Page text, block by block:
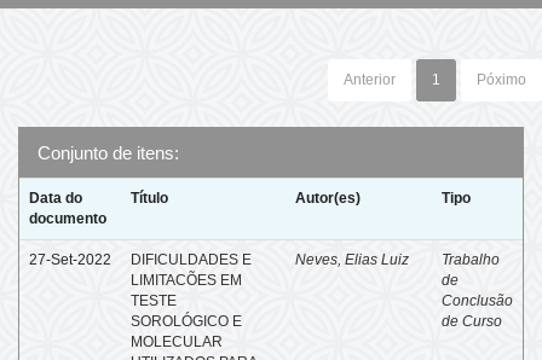
Anterior 1 Póximo
Conjunto de itens:
Data do
documento
Título Autor(es) Tipo
27-Set-2022
DIFICULDADES E
LIMITACÕES EM
TESTE
SOROLÓGICO E
MOLECULAR
Neves, Elias Luiz
Trabalho
de
Conclusão
de Curso